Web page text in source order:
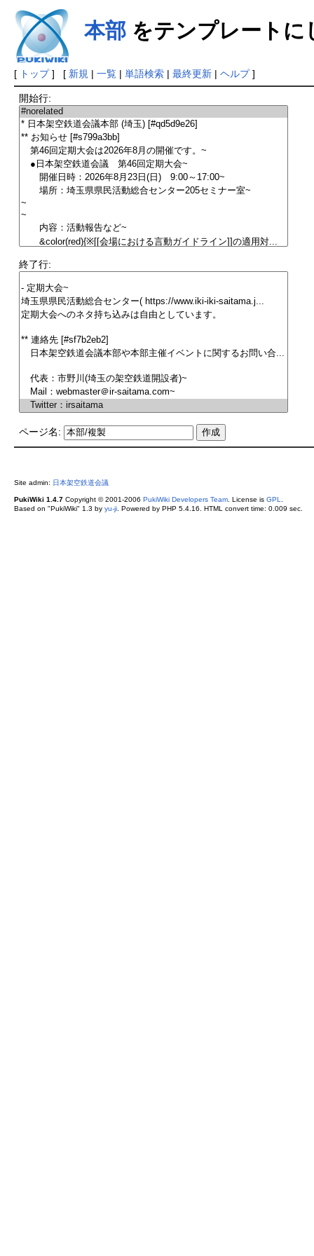
本部をテンプレートに
[ トップ] [ 新規 | 一覧| 単語検索| 最終更新| ヘルプ]
開始行:
終了行:
ページ名:
Site admin: 日本架空鉄道会議
PukiWiki 1.4.7Copyright © 2001-2006 PukiWiki Developers Team. License is GPL
Based on "PukiWiki" 1.3 by yu-ji. Powered by PHP 5.4.16. HTML convert time: 0.009 sec.